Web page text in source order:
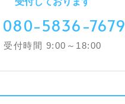
080-5836-7679
受付時間 9:00～18:00